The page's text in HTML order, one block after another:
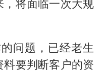
将面临一次大规
问题，已经老生
要判断客户的资